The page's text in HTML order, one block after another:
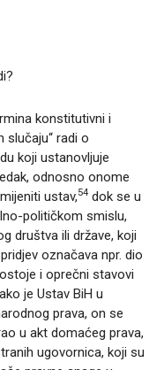
konstitutivni i
slučaju“ radi o
koji ustanovljuje
odnosno onome
ustav,54 dok se u
političkom smislu,
društva ili države, koji
označava npr. dio
i oprečni stavovi
je Ustav BiH u
prava, on se
u akt domaćeg prava,
ugovornica, koji su